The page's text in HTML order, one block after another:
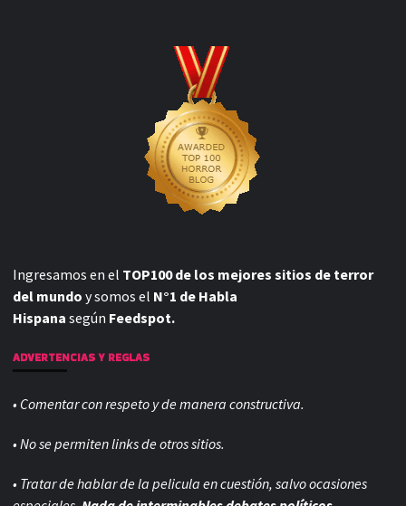
Ingresamos en el TOP100 de los mejores sitios de terror
del mundo y somos el N°1 de Habla
Hispana según Feedspot.
ADVERTENCIAS Y REGLAS
• Comentar con respeto y de manera constructiva.
• No se permiten links de otros sitios.
• Tratar de hablar de la pelicula en cuestión, salvo ocasiones